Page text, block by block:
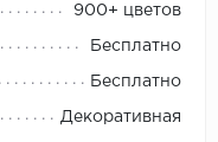
900+ цветов
Бесплатно
Бесплатно
Декоративная